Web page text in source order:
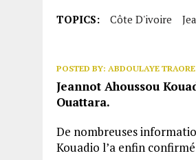
TOPICS: Côte D'ivoire
POSTED BY: ABDOULAYE TRAORE
Jeannot Ahoussou
Ouattara.
De nombreuses
Kouadio l’a enfin